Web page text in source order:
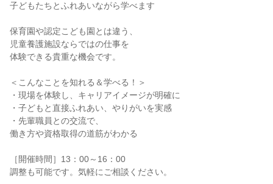
子どもたちとふれあいながら学べます
保育園や認定こども園とは違う、
児童養護施設ならではの仕事を
体験できる貴重な機会です。
＜こんなことを知れる＆学べる！＞
・現場を体験し、キャリアイメージが明確に
・子どもと直接ふれあい、やりがいを実感
・先輩職員との交流で、
働き方や資格取得の道筋がわかる
［開催時間］13：00～16：00
調整も可能です。気軽にご相談ください。